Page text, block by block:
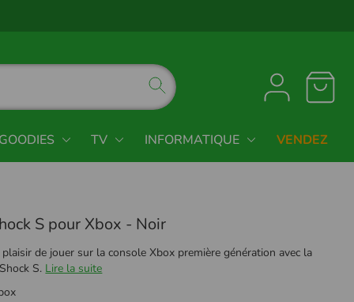
TV INFORMATIQUE VENDEZ
S pour Xbox - Noir
plaisir de jouer sur la console Xbox première génération avec la
S. Lire la suite